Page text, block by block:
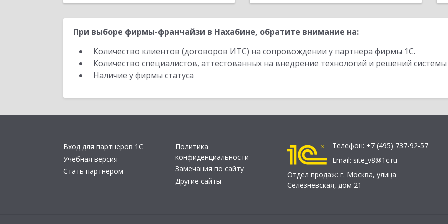
При выборе фирмы-франчайзи в Нахабине, обратите внимание на:
Количество клиентов (договоров ИТС) на сопровождении у партнера фирмы 1С.
Количество специалистов, аттестованных на внедрение технологий и решений
Наличие у фирмы статуса
Вход для партнеров 1С
Учебная версия
Стать партнером
Политика
конфиденциальности
Замечания по сайту
Другие сайты
Телефон: +7 (495) 737-92-57
Email: site_v8@1c.ru
Отдел продаж: г. Москва, улица
Селезнёвская, дом 21